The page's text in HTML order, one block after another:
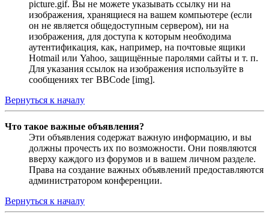
picture.gif. Вы не можете указывать ссылку ни на
изображения, хранящиеся на вашем компьютере (если
он не является общедоступным сервером), ни на
изображения, для доступа к которым необходима
аутентификация, как, например, на почтовые ящики
Hotmail или Yahoo, защищённые паролями сайты и т. п.
Для указания ссылок на изображения используйте в
сообщениях тег BBCode [img].
Вернуться к началу
Что такое важные объявления?
Эти объявления содержат важную информацию, и вы
должны прочесть их по возможности. Они появляются
вверху каждого из форумов и в вашем личном разделе.
Права на создание важных объявлений предоставляются
администратором конференции.
Вернуться к началу